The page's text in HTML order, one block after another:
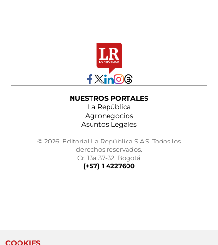
NUESTROS PORTALES
La República
Agronegocios
Asuntos Legales
© 2026, Editorial La República S.A.S. Todos los
derechos reservados.
Cr. 13a 37-32, Bogotá
(+57) 1 4227600
COOKIES